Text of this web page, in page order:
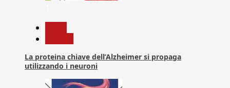
La proteina chiave dell’Alzheimer si propaga
utilizzando i neuroni